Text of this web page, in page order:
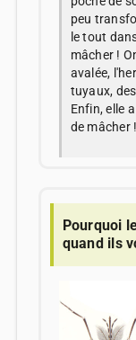
peu
le tout
mâcher !
avalée,
tuyaux,
Enfin, elle
de mâcher !
Pourquoi
quand ils